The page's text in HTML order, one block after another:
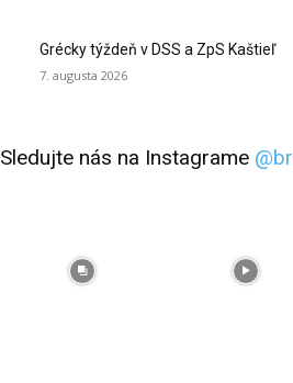
Grécky týždeň v DSS a ZpS Kaštieľ
7. augusta 2026
Sledujte nás na Instagrame